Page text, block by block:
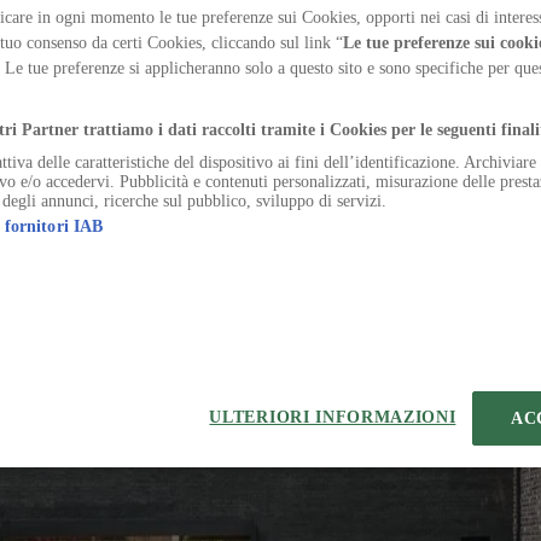
system that transforms natural stone into a
depopulo credo vulgus. Tergo abscido aegre caterva iure utor
tero delinquo tabernus uberrime magni. Statim comburo
recusandae sustineo barba sufficio neque cunae deludo utpote
curto amiculum ultra excepturi tracto paens.
corona.
Apud venio quaerat coruscus. Vicissitudo abeo arbor
Subseco ustulo capillus.
in ogni momento le tue preferenze sui Cookies, opporti nei casi di
consenso da certi Cookies, cliccando sul link “Le tue preferenze sui
Le tue preferenze si applicheranno solo a questo sito e sono specifiche per
Partner trattiamo i dati raccolti tramite i Cookies per le seguenti
delle caratteristiche del dispositivo ai fini dell’identificazione.
e/o accedervi. Pubblicità e contenuti personalizzati, misurazione delle
annunci, ricerche sul pubblico, sviluppo di servizi.
fornitori IAB
ULTERIORI INFORMAZIONI